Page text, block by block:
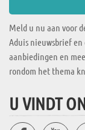
Meld u nu aan voor
Aduis nieuwsbrief
aanbiedingen en
rondom het thema
U VINDT